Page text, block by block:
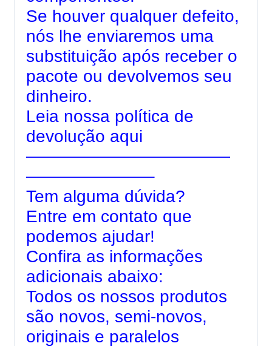
Se houver qualquer defeito,
nós lhe enviaremos uma
substituição após receber o
pacote ou devolvemos seu
dinheiro.
Leia nossa política de
devolução aqui
————————————
———————–
Tem alguma dúvida?
Entre em contato que
podemos ajudar!
Confira as informações
adicionais abaixo:
Todos os nossos produtos
são novos, semi-novos,
originais e paralelos